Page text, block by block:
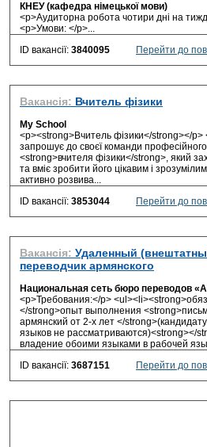
КНЕУ (кафедра німецької мови)
<p>Аудиторна робота чотири дні на
<p>Умови: </p>...
ID вакансії: 3840095 Перейти до
Вакансія: Вчитель фізики
My School
<p><strong>Вчитель фізики</strong></p>
запрошує до своєї команди
<strong>вчителя фізики</strong>, який
та вміє зробити його цікавим і
активно розвива...
ID вакансії: 3853044 Перейти до
Вакансія: Удаленный
переводчик армянского
Национальная сеть бюро переводов
<p>Требования:</p>
</strong>опыт выполнения
армянский от 2-х лет </
языков не рассматриваются)<strong></
владение обоими языками в рабочей
ID вакансії: 3687151 Перейти до